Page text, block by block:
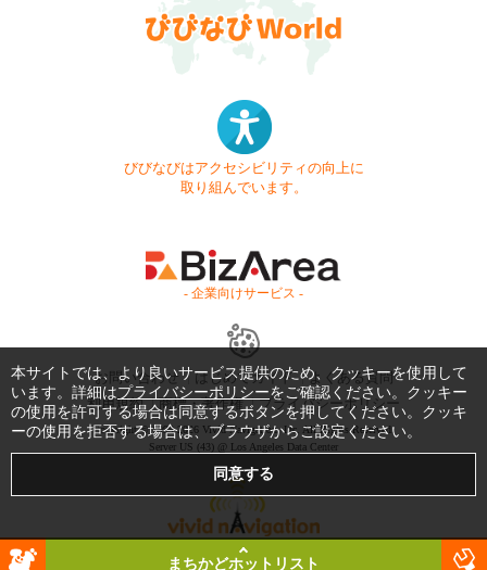
びびなびはアクセシビリティの向上に
取り組んでいます。
- 企業向けサービス -
お問い合わせ はじめてガイド
よくある質問
利用規約
商標・著作権 プライバシーポリシー
Copyright © 1999-2026 Vivid Navigation, Inc. All Rights Reserved.
Server US (43) @ Los Angeles Data Center
まちかどホットリスト
本サイトでは、より良いサービス提供のため、クッキーを使用して
います。詳細はプライバシーポリシーをご確認ください。クッキー
の使用を許可する場合は同意するボタンを押してください。クッキ
ーの使用を拒否する場合は、ブラウザからご設定ください。